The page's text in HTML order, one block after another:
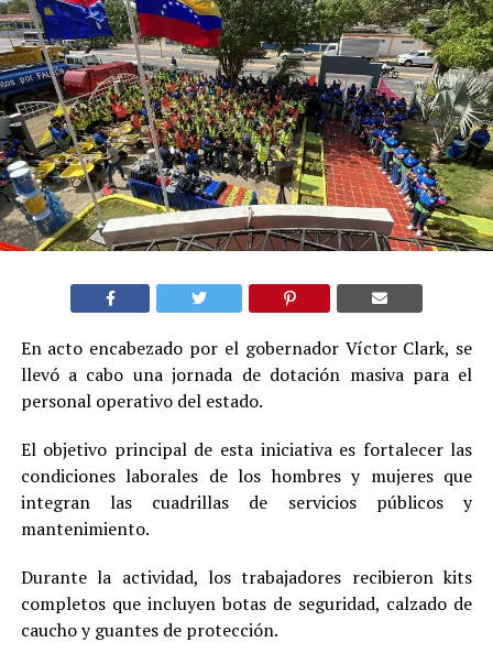
En acto encabezado por el gobernador Víctor Clark, se
llevó a cabo una jornada de dotación masiva para el
personal operativo del estado.
El objetivo principal de esta iniciativa es fortalecer las
condiciones laborales de los hombres y mujeres que
integran las cuadrillas de servicios públicos y
mantenimiento.
Durante la actividad, los trabajadores recibieron kits
completos que incluyen botas de seguridad, calzado de
caucho y guantes de protección.